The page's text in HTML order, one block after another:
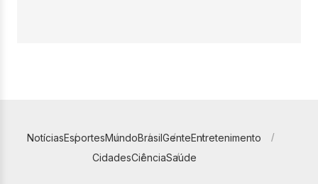
NotíciasEsportesMundoBrasilGenteEntretenimento
CidadesCiênciaSaúde